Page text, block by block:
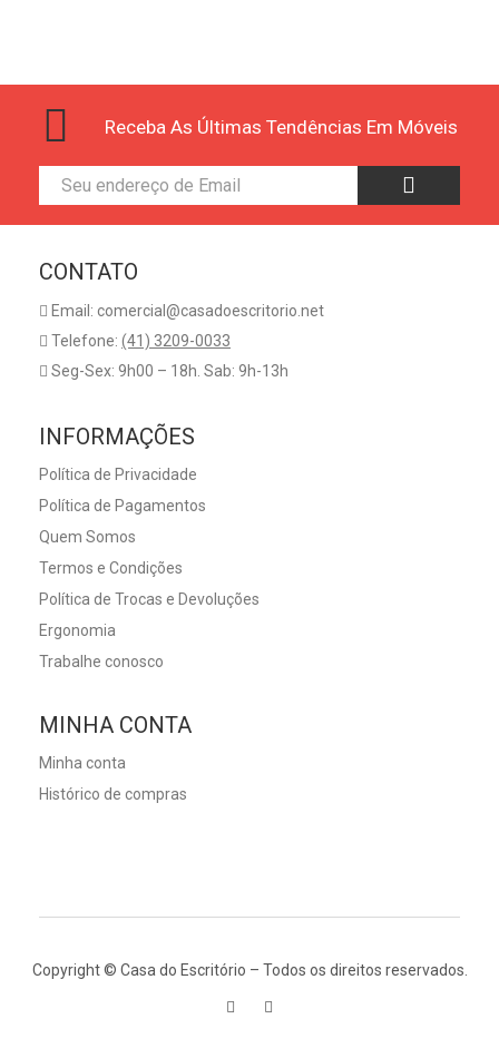
Receba As Últimas Tendências Em Móveis
CONTATO
Email: comercial@casadoescritorio.net
Telefone: (41) 3209-0033
Seg-Sex: 9h00 – 18h. Sab: 9h-13h
INFORMAÇÕES
Política de Privacidade
Política de Pagamentos
Quem Somos
Termos e Condições
Política de Trocas e Devoluções
Ergonomia
Trabalhe conosco
MINHA CONTA
Minha conta
Histórico de compras
Copyright © Casa do Escritório – Todos os direitos reservados.